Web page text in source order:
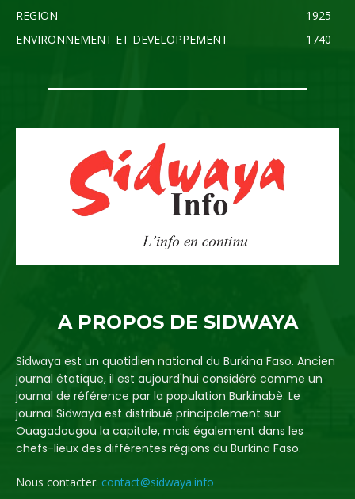
REGION
1925
ENVIRONNEMENT ET DEVELOPPEMENT
1740
A PROPOS DE SIDWAYA
Sidwaya est un quotidien national du Burkina Faso. Ancien
journal étatique, il est aujourd'hui considéré comme un
journal de référence par la population Burkinabè. Le
journal Sidwaya est distribué principalement sur
Ouagadougou la capitale, mais également dans les
chefs-lieux des différentes régions du Burkina Faso.
Nous contacter: contact@sidwaya.info